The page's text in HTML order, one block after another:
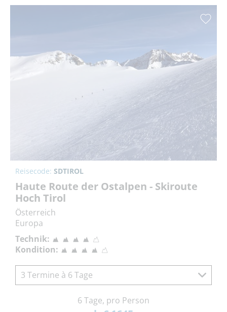
Reisecode: SDTIROL
Haute Route der Ostalpen - Skiroute
Hoch Tirol
Österreich
Europa
Technik:
Kondition:
3 Termine à 6 Tage
6 Tage, pro Person